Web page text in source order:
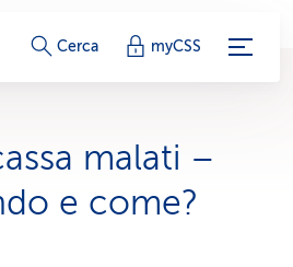
c
e
Cerca myCSS
malati –
e come?